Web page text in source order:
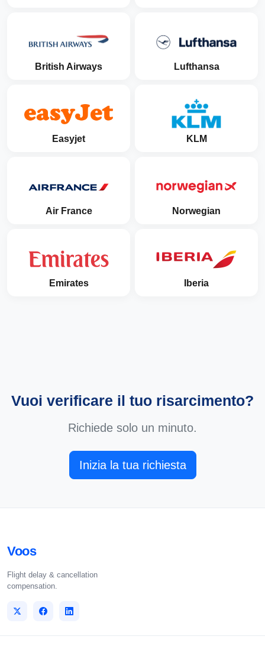
British Airways Lufthansa
Easyjet KLM
Air France Norwegian
Emirates Iberia
Vuoi verificare il tuo risarcimento?
Richiede solo un minuto.
Inizia la tua richiesta
Voos
Flight delay & cancellation
compensation.